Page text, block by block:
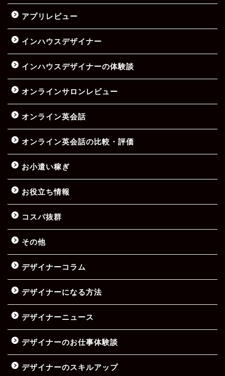
アプリレビュー
インハウスデザイナー
インハウスデザイナーの体験談
オンラインサロンレビュー
オンライン英会話
オンライン英会話の比較・評価
お小遣い稼ぎ
お役立ち情報
コスパ抜群
その他
デザイナーコラム
デザイナーになる方法
デザイナーニュース
デザイナーのお仕事体験談
デザイナーのスキルアップ